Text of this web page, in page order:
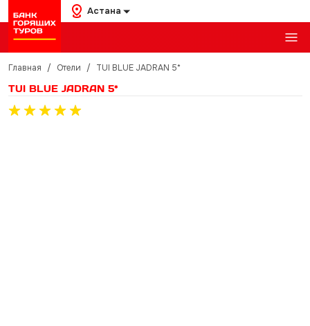
Астана
Главная / Отели / TUI BLUE JADRAN 5*
TUI BLUE JADRAN 5*